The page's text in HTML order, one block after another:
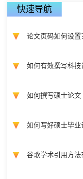
快速导航
论文页码如何设
如何有效撰写科技
如何撰写硕士论文
如何写好硕士毕
谷歌学术引用方